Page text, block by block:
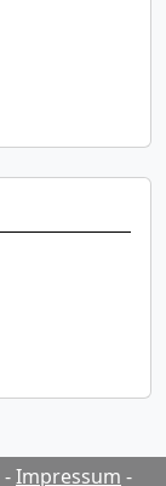
-Impressum -